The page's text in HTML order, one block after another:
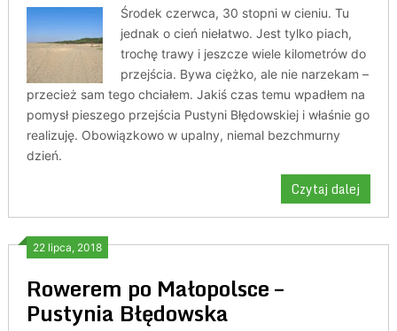
Środek czerwca, 30 stopni w cieniu. Tu
jednak o cień niełatwo. Jest tylko piach,
trochę trawy i jeszcze wiele kilometrów do
przejścia. Bywa ciężko, ale nie narzekam –
przecież sam tego chciałem. Jakiś czas temu wpadłem na
pomysł pieszego przejścia Pustyni Błędowskiej i właśnie go
realizuję. Obowiązkowo w upalny, niemal bezchmurny
dzień.
Czytaj dalej
22 lipca, 2018
Rowerem po Małopolsce –
Pustynia Błędowska